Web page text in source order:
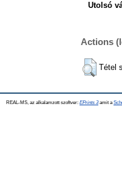
Utolsó
Actions
Tétel
REAL-MS, az alkalamzott szoftver: EPrints 3amit a